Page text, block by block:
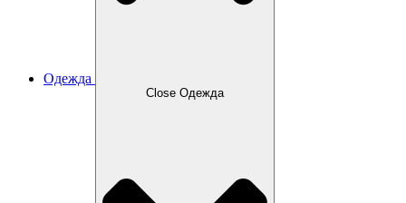
Одежда
Close Одежда